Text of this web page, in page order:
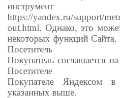
https://yandex.ru/support/
out.html. Однако, это
некоторых функций Сайта.
Посетитель
Покупатель соглашается
Посетителе
Покупателе Яндексом
указанных выше.